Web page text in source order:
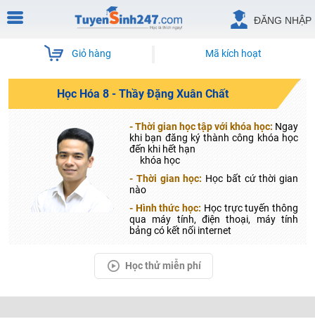
ĐĂNG NHẬP
Giỏ hàng Mã kích hoạt
Học Hóa 8 - Thầy Đặng Xuân Chất
- Thời gian học tập với khóa học: Ngay
khi bạn đăng ký thành công khóa học
đến khi hết hạn
khóa học
- Thời gian học: Học bất cứ thời gian
nào
- Hình thức học: Học trực tuyến thông
qua máy tính, điện thoại, máy tính
bảng có kết nối internet
Học thử miễn phí